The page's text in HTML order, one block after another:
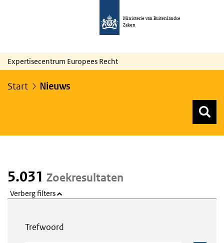
Ministerie van Buitenlandse
Zaken
Expertisecentrum Europees Recht
Start Nieuws
5.031 Zoekresultaten
Verberg filters
Trefwoord